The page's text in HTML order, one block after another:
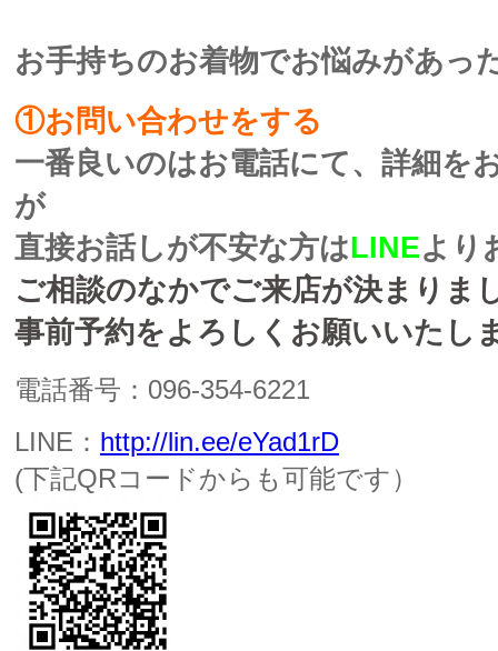
お手持ちのお着物でお悩みがあっ
①お問い合わせをする
一番良いのはお電話にて、詳細を
が
直接お話しが不安な方はLINEより
ご相談のなかでご来店が決まりま
事前予約をよろしくお願いいたし
電話番号：096-354-6221
LINE： http://lin.ee/eYad1rD
(下記QRコードからも可能です）